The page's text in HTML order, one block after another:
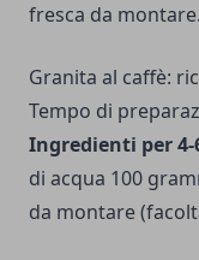
fresca da montare.
Granita al caffè:
Tempo di
Ingredienti per 4-
di acqua 100
da montare